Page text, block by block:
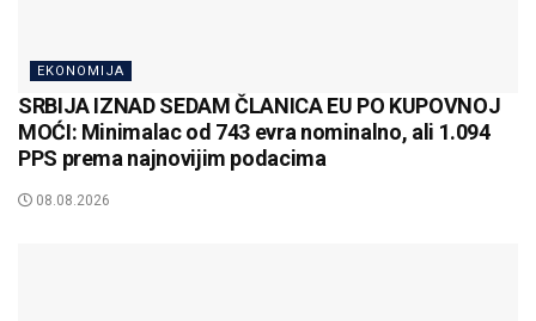
EKONOMIJA
SRBIJA IZNAD SEDAM ČLANICA EU PO KUPOVNOJ
MOĆI: Minimalac od 743 evra nominalno, ali 1.094
PPS prema najnovijim podacima
08.08.2026